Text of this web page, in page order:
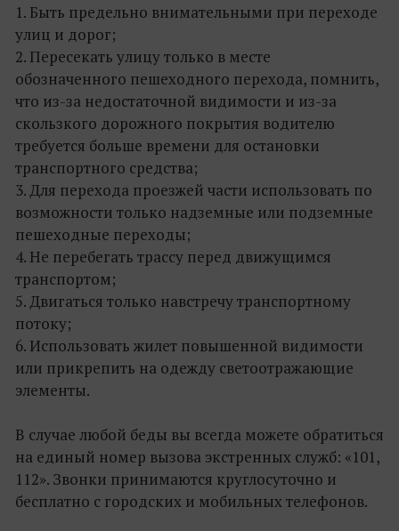
1. Быть предельно внимательными при переходе
улиц и дорог;
2. Пересекать улицу только в месте
обозначенного пешеходного перехода, помнить,
что из-за недостаточной видимости и из-за
скользкого дорожного покрытия водителю
требуется больше времени для остановки
транспортного средства;
3. Для перехода проезжей части использовать по
возможности только надземные или подземные
пешеходные переходы;
4. Не перебегать трассу перед движущимся
транспортом;
5. Двигаться только навстречу транспортному
потоку;
6. Использовать жилет повышенной видимости
или прикрепить на одежду светоотражающие
элементы.
В случае любой беды вы всегда можете обратиться
на единый номер вызова экстренных служб: «101,
112». Звонки принимаются круглосуточно и
бесплатно с городских и мобильных телефонов.